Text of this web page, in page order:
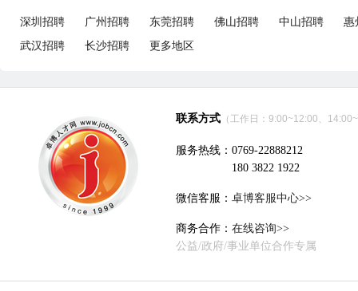
深圳招聘 广州招聘 东莞招聘 佛山招聘 中山招聘
惠
武汉招聘
长沙招聘 更多地区
联系方式 （工作日：9:00~12:00、
服务热线：0769-22888212
180 3822 1922
微信客服： 卓博客服中心>>
商务合作： 在线咨询>>
公益/政府/事业单位合作专属